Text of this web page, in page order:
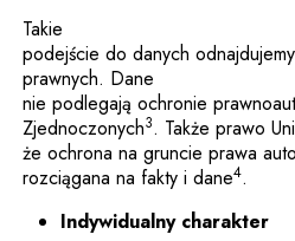
Takie
podejście do danych
prawnych. Dane
nie podlegają ochronie
Zjednoczonych3. Także prawo
że ochrona na gruncie prawa
rozciągana na fakty i dane4.
Indywidualny charakter